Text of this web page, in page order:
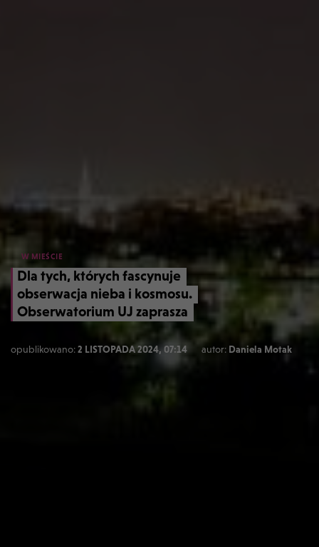
W MIEŚCIE
Dla tych, których fascynuje
obserwacja nieba i kosmosu.
Obserwatorium UJ zaprasza
opublikowano:2 LISTOPADA 2024, 07:14 autor: Daniela Motak